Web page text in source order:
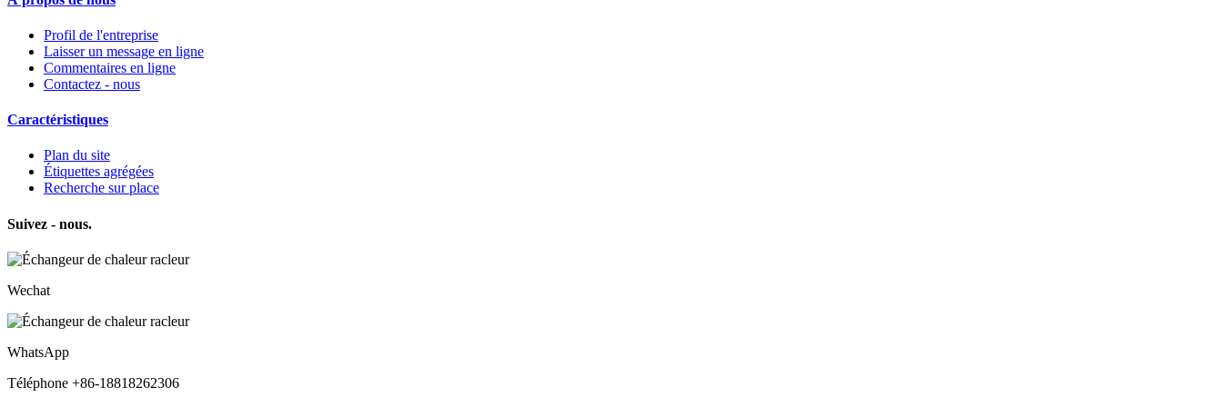
Profil de l'entreprise
Laisser un message en ligne
Commentaires en ligne
Contactez - nous
Caractéristiques
Plan du site
Étiquettes agrégées
Recherche sur place
Suivez - nous.
Wechat
WhatsApp
Téléphone +86-18818262306